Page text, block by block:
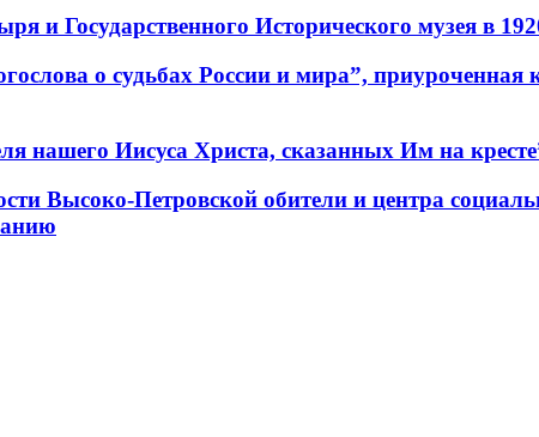
и Государственного Исторического музея в
о судьбах России и мира”, приуроченная
нашего Иисуса Христа, сказанных Им на
Высоко-Петровской обители и центра